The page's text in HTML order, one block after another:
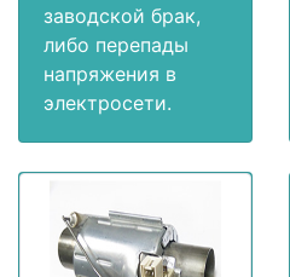
заводской брак,
либо перепады
напряжения в
электросети.